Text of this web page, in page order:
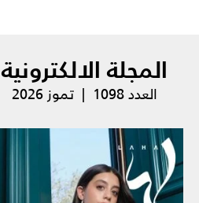
المجلة الالكترونية
العدد 1098 | تموز 2026